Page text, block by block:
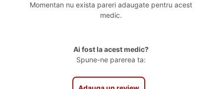
Momentan nu exista pareri adaugate pentru acest
medic.
Ai fost la acest medic?
Spune-ne parerea ta: